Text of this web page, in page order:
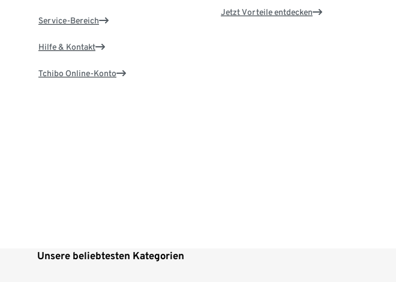
Service-Bereich
Hilfe & Kontakt
Tchibo Online-Konto
Jetzt Vorteile entdecken
Unsere beliebtesten Kategorien